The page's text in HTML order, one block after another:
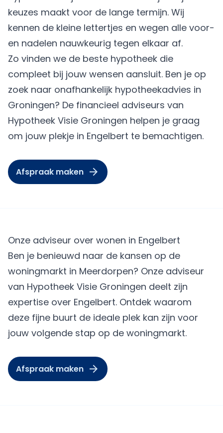
keuzes maakt voor de lange termijn. Wij
kennen de kleine lettertjes en wegen alle voor-
en nadelen nauwkeurig tegen elkaar af.
Zo vinden we de beste hypotheek die
compleet bij jouw wensen aansluit. Ben je op
zoek naar onafhankelijk hypotheekadvies in
Groningen? De financieel adviseurs van
Hypotheek Visie Groningen helpen je graag
om jouw plekje in Engelbert te bemachtigen.
Afspraak maken
Onze adviseur over wonen in Engelbert
Ben je benieuwd naar de kansen op de
woningmarkt in Meerdorpen? Onze adviseur
van Hypotheek Visie Groningen deelt zijn
expertise over Engelbert. Ontdek waarom
deze fijne buurt de ideale plek kan zijn voor
jouw volgende stap op de woningmarkt.
Afspraak maken